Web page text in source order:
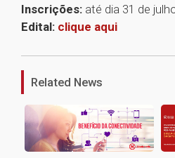
Inscrições: até dia 31 de
Edital: clique aqui
Related News